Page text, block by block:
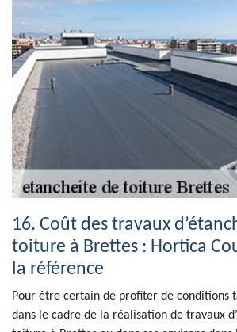
16. Coût des travaux
toiture à Brettes : Hortica
la référence
Pour être certain de profiter de conditions
dans le cadre de la réalisation de travaux